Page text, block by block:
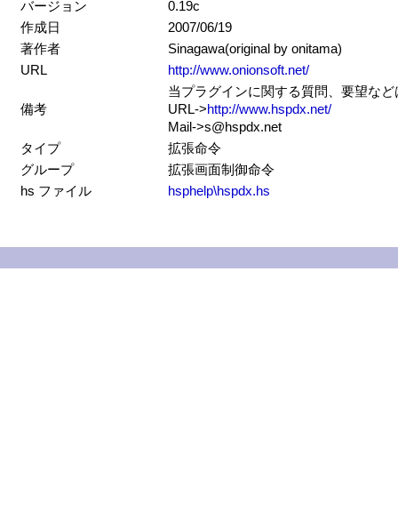
バージョン
0.19c
作成日
2007/06/19
著作者
Sinagawa(original by onitama)
URL
http://www.onionsoft.net/
備考
当プラグインに関する質問、要望な
URL->http://www.hspdx.net/
Mail->s@hspdx.net
タイプ
拡張命令
グループ
拡張画面制御命令
hs ファイル
hsphelp\hspdx.hs